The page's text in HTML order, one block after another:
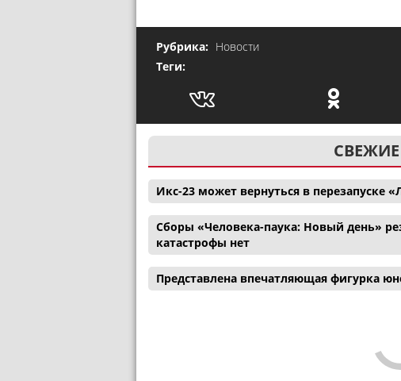
Рубрика: Новости
Теги:
Икс-23 может вернуться в перезапуске
Сборы «Человека-паука: Новый день»
катастрофы нет
Представлена впечатляющая фигурка